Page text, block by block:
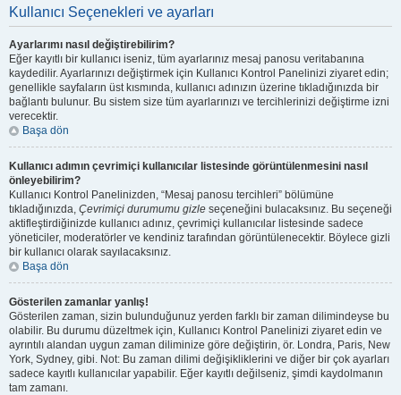
Kullanıcı Seçenekleri ve ayarları
Ayarlarımı nasıl değiştirebilirim?
Eğer kayıtlı bir kullanıcı iseniz, tüm ayarlarınız mesaj panosu veritabanına
kaydedilir. Ayarlarınızı değiştirmek için Kullanıcı Kontrol Panelinizi ziyaret edin;
genellikle sayfaların üst kısmında, kullanıcı adınızın üzerine tıkladığınızda bir
bağlantı bulunur. Bu sistem size tüm ayarlarınızı ve tercihlerinizi değiştirme izni
verecektir.
Başa dön
Kullanıcı adımın çevrimiçi kullanıcılar listesinde görüntülenmesini nasıl
önleyebilirim?
Kullanıcı Kontrol Panelinizden, “Mesaj panosu tercihleri” bölümüne
tıkladığınızda, Çevrimiçi durumumu gizle seçeneğini bulacaksınız. Bu seçeneği
aktifleştirdiğinizde kullanıcı adınız, çevrimiçi kullanıcılar listesinde sadece
yöneticiler, moderatörler ve kendiniz tarafından görüntülenecektir. Böylece gizli
bir kullanıcı olarak sayılacaksınız.
Başa dön
Gösterilen zamanlar yanlış!
Gösterilen zaman, sizin bulunduğunuz yerden farklı bir zaman dilimindeyse bu
olabilir. Bu durumu düzeltmek için, Kullanıcı Kontrol Panelinizi ziyaret edin ve
ayrıntılı alandan uygun zaman diliminize göre değiştirin, ör. Londra, Paris, New
York, Sydney, gibi. Not: Bu zaman dilimi değişikliklerini ve diğer bir çok ayarları
sadece kayıtlı kullanıcılar yapabilir. Eğer kayıtlı değilseniz, şimdi kaydolmanın
tam zamanı.